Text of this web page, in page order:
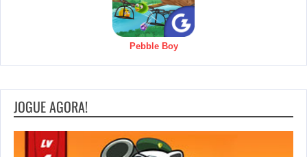
Pebble Boy
JOGUE AGORA!